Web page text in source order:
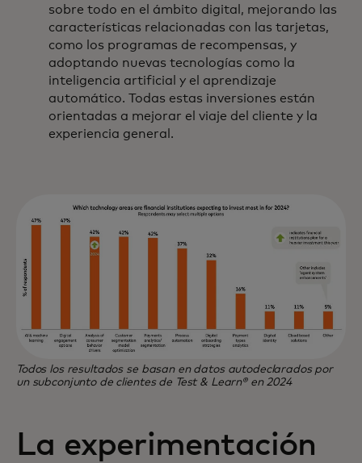
sobre todo en el ámbito digital, mejorando las
características relacionadas con las tarjetas,
como los programas de recompensas, y
adoptando nuevas tecnologías como la
inteligencia artificial y el aprendizaje
automático. Todas estas inversiones están
orientadas a mejorar el viaje del cliente y la
experiencia general.
Todos los resultados se basan en datos autodeclarados por
un subconjunto de clientes de Test & Learn® en 2024
La experimentación